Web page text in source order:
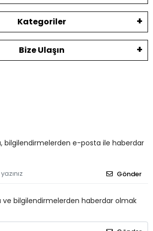
Kategoriler
Bize Ulaşın
bilgilendirmelerden e-posta ile haberdar
Gönder
ve bilgilendirmelerden haberdar olmak